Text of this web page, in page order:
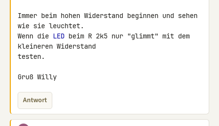
Immer beim hohen Widerstand beginnen und sehen
wie sie leuchtet.
Wenn die LED beim R 2k5 nur "glimmt" mit dem
kleineren Widerstand
testen.
Gruß Willy
Antwort